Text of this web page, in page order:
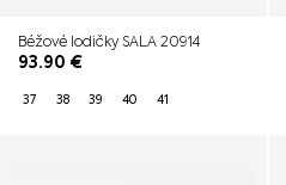
Béžové lodičky SALA 20914
93.90 €
37 38 39 40 41